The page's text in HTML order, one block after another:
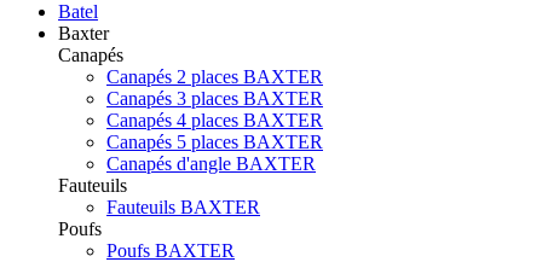
Batel
Baxter
Canapés
Canapés 2 places BAXTER
Canapés 3 places BAXTER
Canapés 4 places BAXTER
Canapés 5 places BAXTER
Canapés d'angle BAXTER
Fauteuils
Fauteuils BAXTER
Poufs
Poufs BAXTER